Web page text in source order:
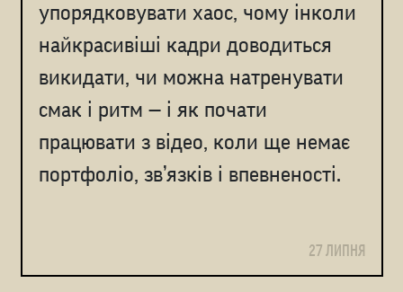
упорядковувати хаос, чому інколи
найкрасивіші кадри доводиться
викидати, чи можна натренувати
смак і ритм — і як почати
працювати з відео, коли ще немає
портфоліо, зв’язків і впевненості.
27 ЛИПНЯ